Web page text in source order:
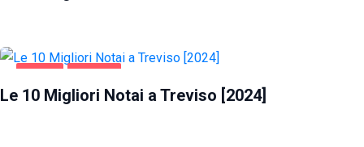
AFFARI TREVISO
Le 10 Migliori Notai a Treviso [2024]